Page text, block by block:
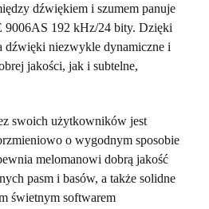
dźwiękiem i szumem panuje
9006AS 192 kHz/24 bity. Dzięki
dźwięki niezwykle dynamiczne i
jakości, jak i subtelne,
swoich użytkowników jest
o wygodnym sposobie
melomanowi dobrą jakość
pasm i basów, a także solidne
świetnym softwarem